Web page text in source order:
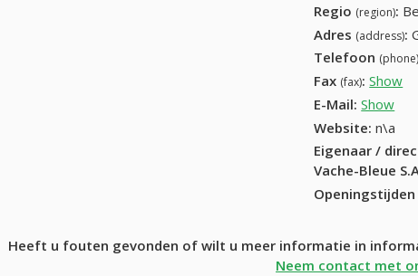
Regio (region):
Adres (address):
Telefoon (phone)
Fax (fax): Show
E-Mail: Show
Website: n\a
Eigenaar /
Vache-Bleue
Openingstijden
Heeft u fouten gevonden of wilt u meer informatie in
Neem contact met